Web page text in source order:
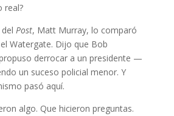
real?
Post, Matt Murray, lo comparó
Watergate. Dijo que Bob
derrocar a un presidente —
un suceso policial menor. Y
pasó aquí.
algo. Que hicieron preguntas.